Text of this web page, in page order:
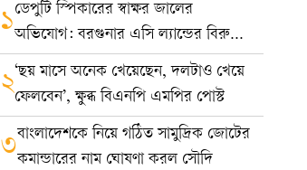
১ডেপুটি স্পিকারের স্বাক্ষর জালের
অভিযোগ: বরগুনার এসি ল্যান্ডের বিরুদ্ধে
মামলা
২‘ছয় মাসে অনেক খেয়েছেন, দলটাও খেয়ে
ফেলবেন’, ক্ষুব্ধ বিএনপি এমপির পোস্ট
৩বাংলাদেশকে নিয়ে গঠিত সামুদ্রিক জোটের
কমান্ডারের নাম ঘোষণা করল সৌদি